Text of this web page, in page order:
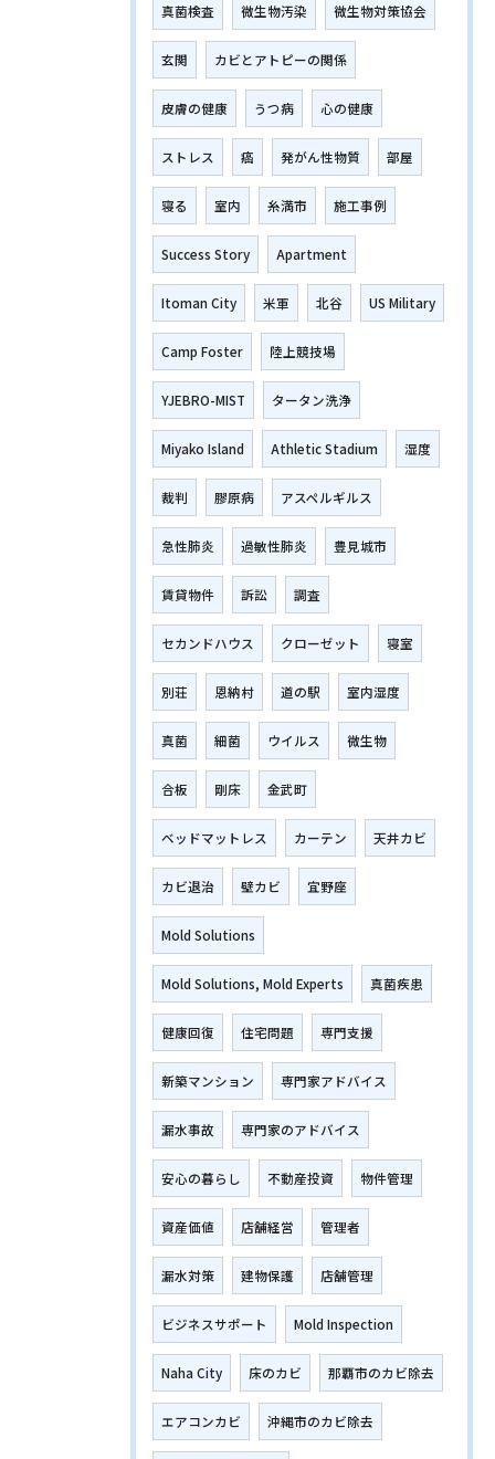
真菌検査 微生物汚染 微生物対策協会
玄関 カビとアトピーの関係
皮膚の健康 うつ病 心の健康
ストレス 癌 発がん性物質 部屋
寝る 室内 糸満市 施工事例
Success Story Apartment
Itoman City 米軍 北谷 US Military
Camp Foster 陸上競技場
YJEBRO-MIST タータン洗浄
Miyako Island Athletic Stadium 湿度
裁判 膠原病 アスペルギルス
急性肺炎 過敏性肺炎 豊見城市
賃貸物件 訴訟 調査
セカンドハウス クローゼット 寝室
別荘 恩納村 道の駅 室内湿度
真菌 細菌 ウイルス 微生物
合板 剛床 金武町
ベッドマットレス カーテン 天井カビ
カビ退治 壁カビ 宜野座
Mold Solutions
Mold Solutions, Mold Experts 真菌疾患
健康回復 住宅問題 専門支援
新築マンション 専門家アドバイス
漏水事故 専門家のアドバイス
安心の暮らし 不動産投資 物件管理
資産価値 店舗経営 管理者
漏水対策 建物保護 店舗管理
ビジネスサポート Mold Inspection
Naha City 床のカビ 那覇市のカビ除去
エアコンカビ 沖縄市のカビ除去